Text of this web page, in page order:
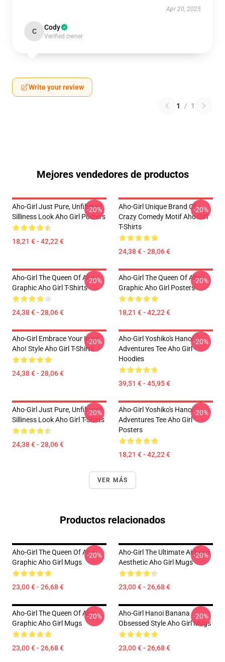
Apr 20, 2025
C Cody
Verified owner
Write your review
1 / 1
Mejores vendedores de productos
Aho-Girl Just Pure, Unfiltered
Silliness Look Aho Girl Posters
18,21 € - 42,22 €
-20%
Aho-Girl Unique Brand Of
Crazy Comedy Motif Aho Girl
T-Shirts
24,38 € - 28,06 €
-20%
Aho-Girl The Queen Of Aho
Graphic Aho Girl T-Shirts
24,38 € - 28,06 €
-20%
Aho-Girl The Queen Of Aho
Graphic Aho Girl Posters
18,21 € - 42,22 €
-20%
Aho-Girl Embrace Your Inner
Aho! Style Aho Girl T-Shirts
24,38 € - 28,06 €
-20%
Aho-Girl Yoshiko's Hanoi
Adventures Tee Aho Girl
Hoodies
39,51 € - 45,95 €
-20%
Aho-Girl Just Pure, Unfiltered
Silliness Look Aho Girl T-Shirts
24,38 € - 28,06 €
-20%
Aho-Girl Yoshiko's Hanoi
Adventures Tee Aho Girl
Posters
18,21 € - 42,22 €
-20%
VER MÁS
Productos relacionados
Aho-Girl The Queen Of Aho
Graphic Aho Girl Mugs
23,00 € - 26,68 €
-20%
Aho-Girl The Ultimate Airhead
Aesthetic Aho Girl Mugs
23,00 € - 26,68 €
-20%
Aho-Girl The Queen Of Aho
Graphic Aho Girl Mugs
23,00 € - 26,68 €
-20%
Aho-Girl Hanoi Banana
Obsessed Style Aho Girl Mugs
23,00 € - 26,68 €
-20%